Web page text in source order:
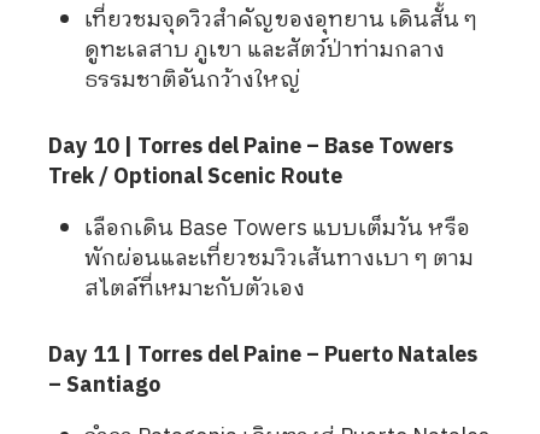
เที่ยวชมจุดวิวสำคัญของอุทยาน เดินสั้น ๆ
ดูทะเลสาบ ภูเขา และสัตว์ป่าท่ามกลาง
ธรรมชาติอันกว้างใหญ่
Day 10 | Torres del Paine – Base Towers
Trek / Optional Scenic Route
เลือกเดิน Base Towers แบบเต็มวัน หรือ
พักผ่อนและเที่ยวชมวิวเส้นทางเบา ๆ ตาม
สไตล์ที่เหมาะกับตัวเอง
Day 11 | Torres del Paine – Puerto Natales
– Santiago